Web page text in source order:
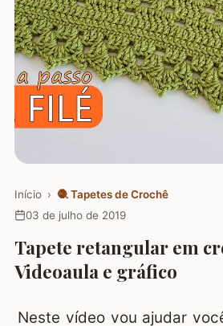
Início › 🧶 Tapetes de Crochê
03 de julho de 2019
Tapete retangular em
Videoaula e gráfico
Neste vídeo vou ajudar